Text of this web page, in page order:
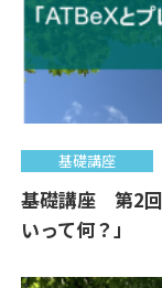
基礎講座
基礎講座 第2回
いって何？」